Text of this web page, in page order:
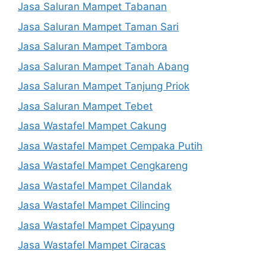
Jasa Saluran Mampet Tabanan
Jasa Saluran Mampet Taman Sari
Jasa Saluran Mampet Tambora
Jasa Saluran Mampet Tanah Abang
Jasa Saluran Mampet Tanjung Priok
Jasa Saluran Mampet Tebet
Jasa Wastafel Mampet Cakung
Jasa Wastafel Mampet Cempaka Putih
Jasa Wastafel Mampet Cengkareng
Jasa Wastafel Mampet Cilandak
Jasa Wastafel Mampet Cilincing
Jasa Wastafel Mampet Cipayung
Jasa Wastafel Mampet Ciracas